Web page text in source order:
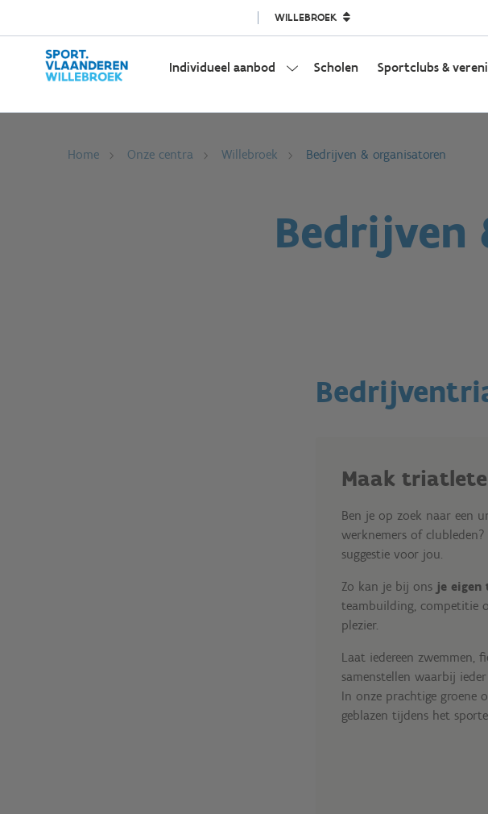
WILLEBROEK
Individueel aanbod Scholen Sportclubs &
Home Onze centra Willebroek Bedrijven & organisatoren
Bedrijven
Maak
Ben je op zoek naar een
werknemers of
suggestie voor jou.
Zo kan je bij ons je
teambuilding, competitie
plezier.
Laat iedereen zwemmen,
samenstellen waarbij
In onze prachtige groene
geblazen tijdens het